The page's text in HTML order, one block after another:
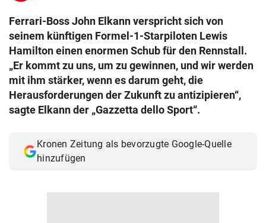
Ferrari-Boss John Elkann verspricht sich von
seinem künftigen Formel-1-Starpiloten Lewis
Hamilton einen enormen Schub für den Rennstall.
„Er kommt zu uns, um zu gewinnen, und wir werden
mit ihm stärker, wenn es darum geht, die
Herausforderungen der Zukunft zu antizipieren“,
sagte Elkann der „Gazzetta dello Sport“.
Kronen Zeitung als bevorzugte Google-Quelle
hinzufügen